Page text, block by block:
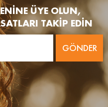
ÜYE OLUN,
TAKİP EDİN
GÖNDER